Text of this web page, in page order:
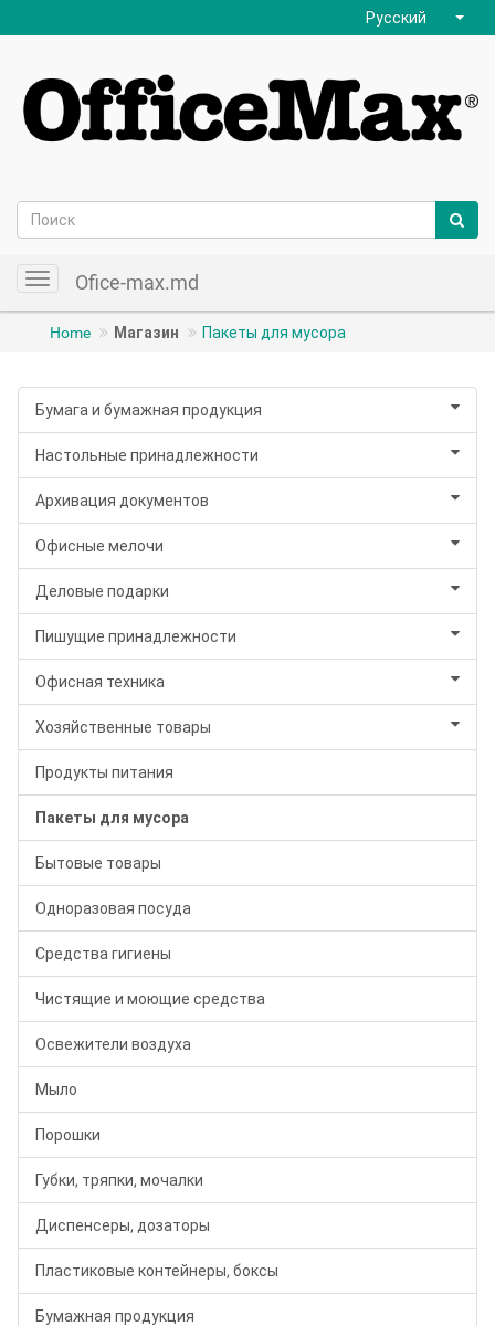
Русский
ToggleOfice-max.md
Home Магазин Пакеты для мусора
Бумага и бумажная продукция
Настольные принадлежности
Архивация документов
Офисные мелочи
Деловые подарки
Пишущие принадлежности
Офисная техника
Хозяйственные товары
Продукты питания
Пакеты для мусора
Бытовые товары
Одноразовая посуда
Средства гигиены
Чистящие и моющие средства
Освежители воздуха
Мыло
Порошки
Губки, тряпки, мочалки
Диспенсеры, дозаторы
Пластиковые контейнеры, боксы
Бумажная продукция